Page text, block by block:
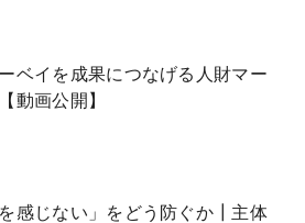
ベイを成果につなげる人財マー
動画公開】
感じない」をどう防ぐか┃主体